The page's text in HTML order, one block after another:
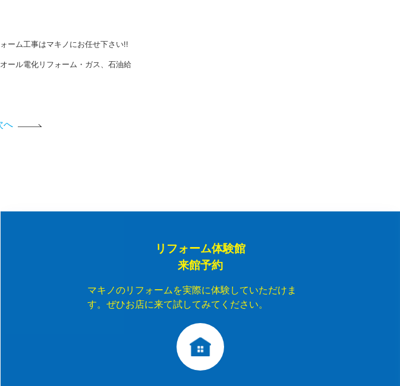
ーム工事はマキノにお任せ下さい!!
ール電化リフォーム・ガス、石油給
へ
リフォーム体験館
来館予約
マキノのリフォームを実際に体験していただけま
す。ぜひお店に来て試してみてください。